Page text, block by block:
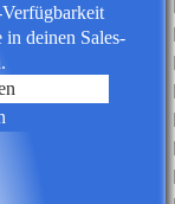
in deinen Sales-